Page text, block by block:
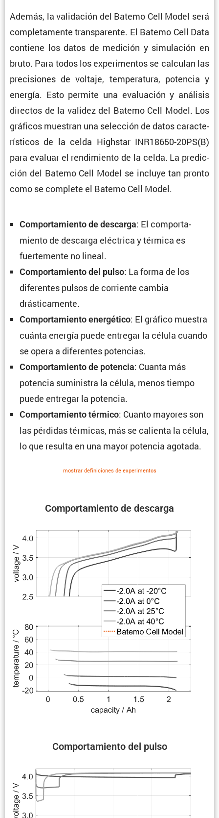
Además, la valida­ción del Batemo Cell Model será
comple­ta­mente trans­pa­rente. El Batemo Cell Data
contiene los datos de medición y simula­ción en
bruto. Para todos los experi­mentos se calculan las
preci­siones de voltaje, tempe­ra­tura, potencia y
energía. Esto permite una evalua­ción y análisis
directos de la validez del Batemo Cell Model. Los
gráficos muestran una selec­ción de datos carac­te­
rís­ticos de la celda Highstar INR18650-20PS(B)
para evaluar el rendi­miento de la celda. La predic­
ción del Batemo Cell Model se incluye tan pronto
como se complete el Batemo Cell Model.
Compor­ta­miento de descarga
Compor­ta­miento de descarga: El compor­ta­
miento de descarga eléctrica y térmica es
fuerte­mente no lineal.
Compor­ta­miento del pulso: La forma de los
diferentes pulsos de corriente cambia
drásticamente.
Compor­ta­miento energé­tico: El gráfico muestra
cuánta energía puede entregar la célula cuando
se opera a diferentes potencias.
Compor­ta­miento de potencia: Cuanta más
potencia suministra la célula, menos tiempo
puede entregar la potencia.
Compor­ta­miento térmico: Cuanto mayores son
las pérdidas térmicas, más se calienta la célula,
lo que resulta en una mayor potencia agotada.
Compor­ta­miento del pulso
mostrar defini­ciones de experi­mentos